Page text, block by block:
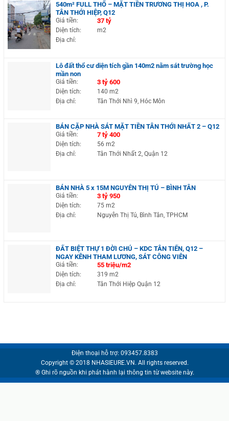
540m² FULL THỔ – MẶT TIỀN TRƯƠNG THỊ HOA , P.
TÂN THỚI HIỆP, Q12
Giá tiền: 37 tỷ
Diện tích:
m2
Địa chỉ:
Lô đất thổ cư diện tích gần 140m2 nằm sát trường học
mần non
Giá tiền: 3 tỷ 600
Diện tích:
140 m2
Địa chỉ:
Tân Thới Nhì 9, Hóc Môn
BÁN CẶP NHÀ SÁT MẶT TIỀN TÂN THỚI NHẤT 2 – Q12
Giá tiền: 7 tỷ 400
Diện tích:
56 m2
Địa chỉ:
Tân Thới Nhất 2, Quận 12
BÁN NHÀ 5 x 15M NGUYỄN THỊ TÚ – BÌNH TÂN
Giá tiền: 3 tỷ 950
Diện tích:
75 m2
Địa chỉ:
Nguyễn Thị Tú, Bình Tân, TPHCM
ĐẤT BIỆT THỰ 1 ĐỜI CHỦ – KDC TÂN TIẾN, Q12 –
NGAY KÊNH THAM LƯƠNG, SÁT CÔNG VIÊN
Giá tiền: 55 triệu/m2
Diện tích:
319 m2
Địa chỉ:
Tân Thới Hiệp Quận 12
Điện thoại hỗ trợ: 093457.8383
Copyright © 2018 NHASIEURE.VN. All rights reserved.
® Ghi rõ nguồn khi phát hành lại thông tin từ website này.